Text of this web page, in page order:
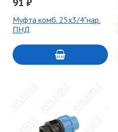
Муфта комб. 25х3/4"нар.
ПНД